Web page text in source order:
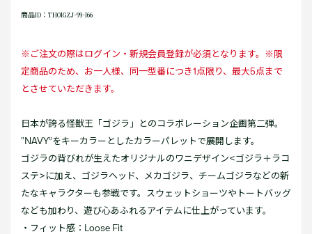
商品ID：TH01GZJ-99-166
※ご注文の際はログイン・新規会員登録が必須となります。※限
定商品のため、お一人様、同一型番につき1点限り、最大5点まで
とさせていただきます。
日本が誇る怪獣王「ゴジラ」とのコラボレーション企画第二弾。
“NAVY”をキーカラーとしたカラーパレットで展開します。
ゴジラの背びれが生えたオリジナルのワニデザイン<ゴジラ＋ラコ
ステ>に加え、ゴジラヘッド、メカゴジラ、チームゴジラなどの新
たなキャラクターも参戦です。スウェットショーツやトートバッグ
なども加わり、遊び心あふれるアイテムに仕上がっています。
・フィット感：Loose Fit